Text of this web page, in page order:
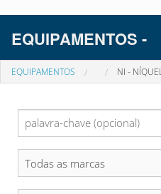
EQUIPAMENTOS -
EQUIPAMENTOS NI - NÍQUEL